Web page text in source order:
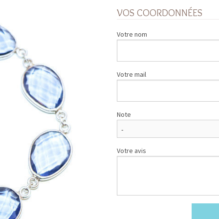
VOS COORDONNÉES
Votre nom
Votre mail
Note
Votre avis